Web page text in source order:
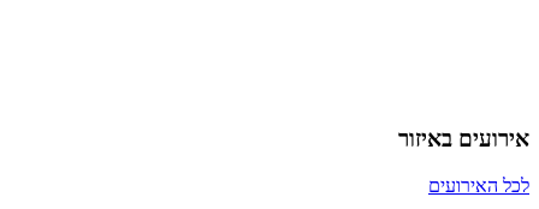
אירועים באיזור
לכל האירועים